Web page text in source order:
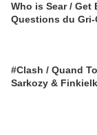
Who is Sear / Get
Questions du Gri-
#Clash / Quand
Sarkozy &